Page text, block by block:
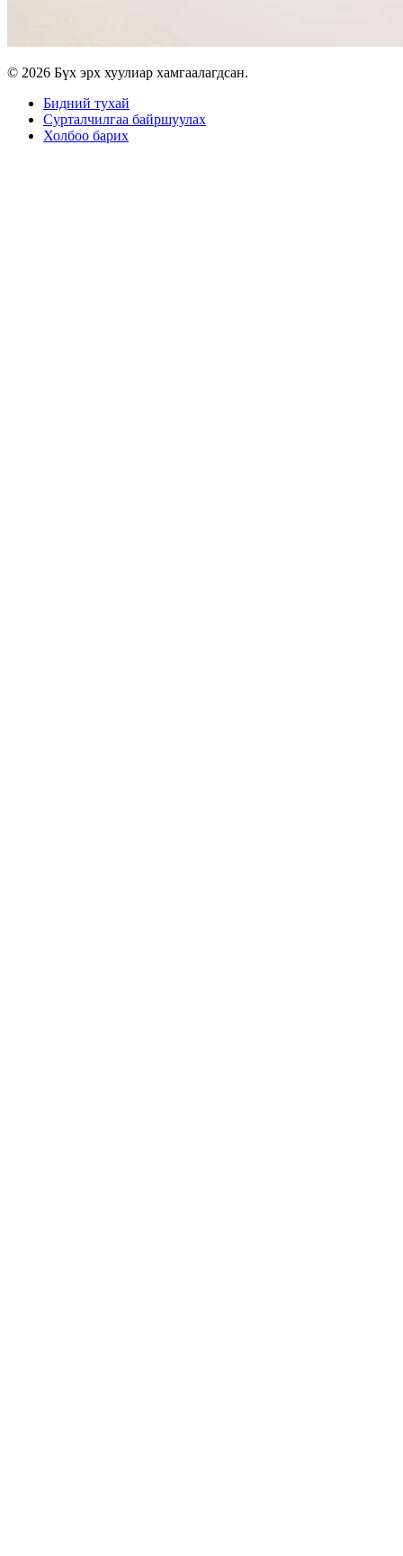
© 2026 Бүх эрх хуулиар хамгаалагдсан.
Бидний тухай
Сурталчилгаа байршуулах
Холбоо барих